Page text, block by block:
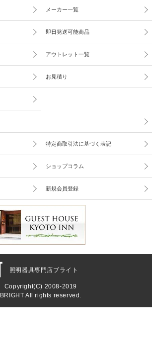
メーカー一覧
即日発送可能商品
アウトレット一覧
お見積り
特定商取引法に基づく表記
ショップコラム
新規会員登録
照明器具専門店ブライト
Copyright(C) 2008-2019
BRIGHT All rights reserved.